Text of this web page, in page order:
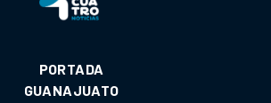
PORTADA
GUANAJUATO